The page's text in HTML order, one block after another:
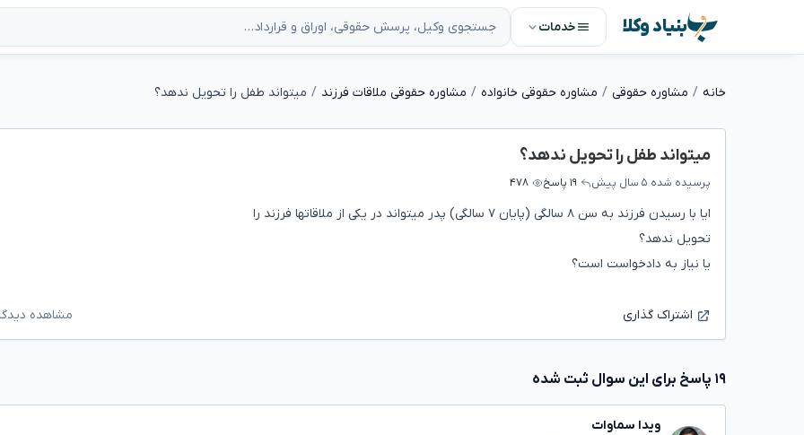
بنیاد وکلا خدمات
خانه مشاوره حقوقی مشاوره حقوقی خانواده مشاوره حقوقی ملاقات فرزند میتواند طفل را تحویل ندهد؟
میتواند طفل را تحویل ندهد؟
پرسیده شده ۵ سال پیش ۱۹ پاسخ ۴۷۸
ایا با رسیدن فرزند به سن ۸ سالگی (پایان ۷ سالگی) پدر میتواند در یکی از ملاقاتها فرزند را
تحویل ندهد؟
یا نیاز به دادخواست است؟
اشتراک گذاری مشاهده
۱۹ پاسخ برای این سوال ثبت شده
ویدا سماوات